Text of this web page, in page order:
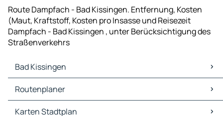
Route Dampfach - Bad Kissingen. Entfernung, Kosten
(Maut, Kraftstoff, Kosten pro Insasse und Reisezeit
Dampfach - Bad Kissingen , unter Berücksichtigung des
Straßenverkehrs
Bad Kissingen
Bad Kissingen Karten Stadtplan
Bad Kissingen Verkehr
Bad Kissingen Hotels
Routenplaner
Routenplaner Bad Kissingen - Schweinfurt
Karten Stadtplan